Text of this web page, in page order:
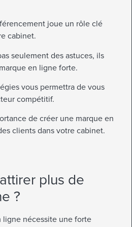
joue un rôle clé
cabinet.
seulement des astuces, ils
en ligne forte.
vous permettra de vous
compétitif.
de créer une marque en
clients dans votre cabinet.
plus de
?
nécessite une forte